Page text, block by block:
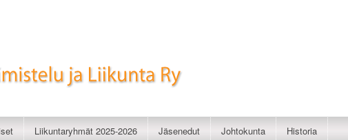
Voimistelu ja Liikunta Ry
Liikuntaryhmät 2025-2026 Jäsenedut Johtokunta Historia